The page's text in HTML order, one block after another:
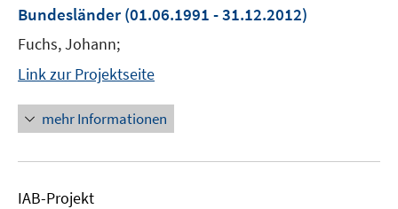
Bundesländer (01.06.1991 - 31.12.2012)
Fuchs, Johann;
Link zur Projektseite
mehr Informationen
IAB-Projekt